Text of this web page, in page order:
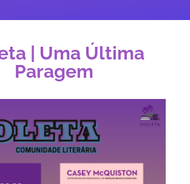
| Uma Última
Paragem